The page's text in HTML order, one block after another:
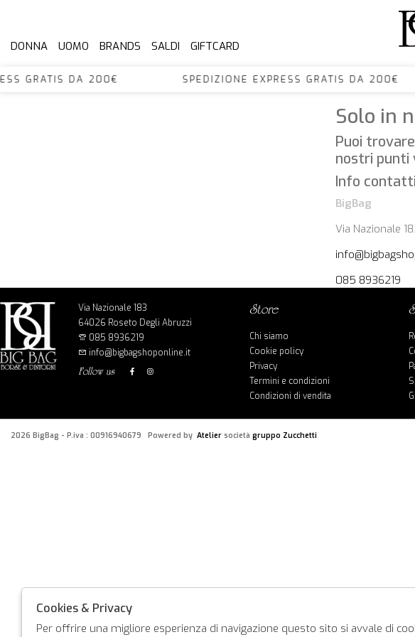
DONNA UOMO BRANDS SALDI GIFTCARD
GRATIS DA 200€ SPEDIZIONE EXPRESS GRATIS
Solo in
Puoi
nostri punti
Info contatti
BigBag
Via Nazionale
085 8936219
Via Nazionale 183
64026 Roseto Degli Abruzzi
085 8936219
info@bigbagshoponline.it
follow us
store
Chi siamo
Cookie policy
Privacy
Termini e condizioni
Condizioni di vendita
2026 BigBag - P.iva : 00916940679 Powered by Atelier società gruppo Zucchetti
Cookies & Privacy
Per offrire una migliore esperienza di navigazione questo sito si avvale di